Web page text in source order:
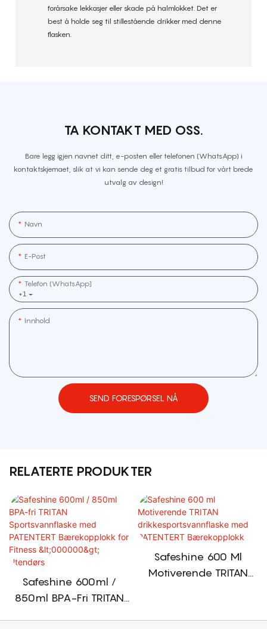
forårsake lekkasjer eller skade på halmlokket. Det er
best å holde seg til stillestående drikker med denne
flasken.
TA KONTAKT MED OSS.
Bare legg igjen navnet ditt, e-posten eller telefonen (WhatsApp) i
kontaktskjemaet, slik at vi kan sende deg et gratis tilbud for vårt brede
utvalg av design!
Navn
E-Post
+1
Telefon (WhatsApp]
Innhold
SEND FORESPØRSEL NÅ
RELATERTE PRODUKTER
Safeshine 600ml /
850ml BPA-Fri TRITAN
Safeshine 600 Ml
Motiverende TRITAN
Bærekopplokk